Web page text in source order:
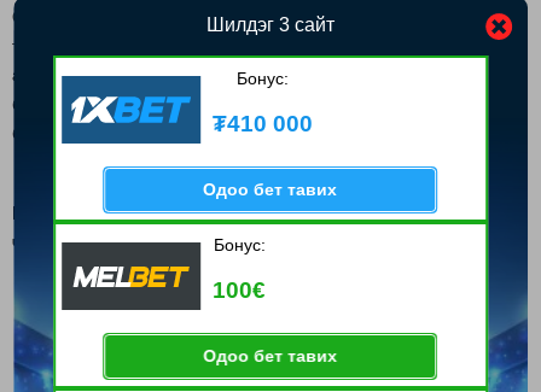
GamStop, GamCare, болон BeGambleAware зэрэг байгууллагууд
тусламж хэрэгтэй хүмүүсийг хамгаалж тэдэнд зөвлөгөө өгөхөөр
ажилладаг болсон. Спорт бооцооны сайтууд дээрхээс олон тооны
байгууллагуудтай хамтран ажиллах бөгөөд, энэ нь бидний авч үзэх
бас нэгэн үзүүлэлт юм.
Бидэнд хурдан бас тухтайгаар bet тавихад туслах Сайтын
чанар болон Хэрэглэгчийн интерфэйс
Шилдэг 3 сайт
Бонус:
₮410 000
Одоо бет тавих
Бонус:
100€
Одоо бет тавих